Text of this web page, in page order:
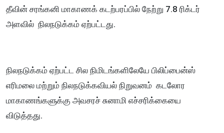
தீவின் சரங்கனி மாகாணக் கடற்பரப்பில் நேற்று 7.8 ரிக்டர்
அளவில் நிலநடுக்கம் ஏற்பட்டது.
நிலநடுக்கம் ஏற்பட்ட சில நிமிடங்களிலேயே பிலிப்பைன்ஸ்
எரிமலை மற்றும் நிலநடுக்கவியல் நிறுவனம் கடலோர
மாகாணங்களுக்கு அவசரச் சுனாமி எச்சரிக்கையை
விடுத்தது.